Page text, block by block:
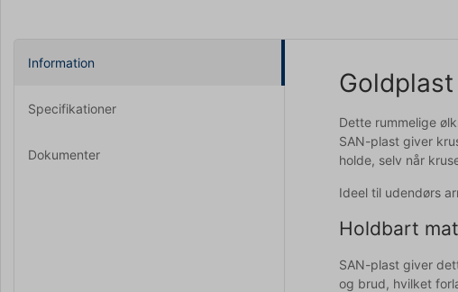
Information
Specifikationer
Dokumenter
Dette rummelige
SAN-plast giver
holde, selv når
Ideel til udendørs
Holdbart
SAN-plast giver
og brud, hvilket